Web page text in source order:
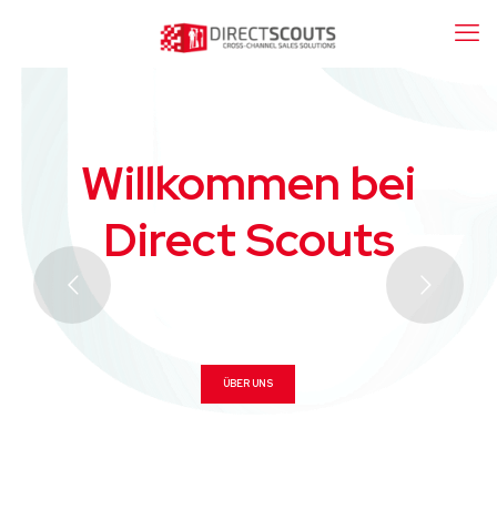
Willkommen bei
Direct Scouts
ÜBER UNS
So er